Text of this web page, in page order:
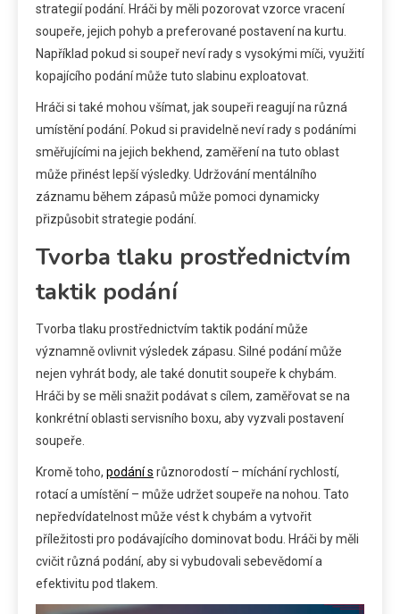
strategií podání. Hráči by měli pozorovat vzorce vracení
soupeře, jejich pohyb a preferované postavení na kurtu.
Například pokud si soupeř neví rady s vysokými míči, využití
kopajícího podání může tuto slabinu exploatovat.
Hráči si také mohou všímat, jak soupeři reagují na různá
umístění podání. Pokud si pravidelně neví rady s podáními
směřujícími na jejich bekhend, zaměření na tuto oblast
může přinést lepší výsledky. Udržování mentálního
záznamu během zápasů může pomoci dynamicky
přizpůsobit strategie podání.
Tvorba tlaku prostřednictvím
taktik podání
Tvorba tlaku prostřednictvím taktik podání může
významně ovlivnit výsledek zápasu. Silné podání může
nejen vyhrát body, ale také donutit soupeře k chybám.
Hráči by se měli snažit podávat s cílem, zaměřovat se na
konkrétní oblasti servisního boxu, aby vyzvali postavení
soupeře.
Kromě toho, podání s různorodostí – míchání rychlostí,
rotací a umístění – může udržet soupeře na nohou. Tato
nepředvídatelnost může vést k chybám a vytvořit
příležitosti pro podávajícího dominovat bodu. Hráči by měli
cvičit různá podání, aby si vybudovali sebevědomí a
efektivitu pod tlakem.